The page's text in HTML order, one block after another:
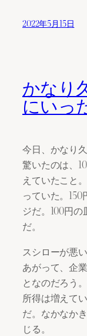
2022年5月15日
かなり
にいっ
今日、かなり
驚いたのは、
えていたこと
っていた。
ジだ。100円
だ。
スシローが悪
あがって、企
となのだろう
所得は増えて
だ。なかなか
じる。